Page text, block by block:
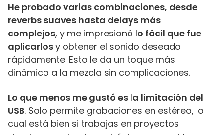
He probado varias combinaciones, desde
reverbs suaves hasta delays más
complejos, y me impresionó lo fácil que fue
aplicarlosy obtener el sonido deseado
rápidamente. Esto le da un toque más
dinámico a la mezcla sin complicaciones.
Lo que menos me gustó es la limitación del
USB. Solo permite grabaciones en estéreo, lo
cual está bien si trabajas en proyectos